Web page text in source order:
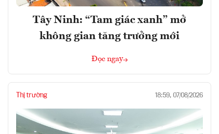
Tây Ninh: “Tam giác xanh” mở
không gian tăng trưởng mới
Đọc ngay
Thị trường 18:59, 07/08/2026